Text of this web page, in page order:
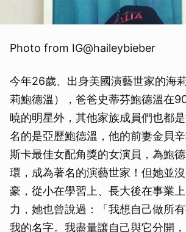
Photo from IG@haileybieber
今年26歲、出身美國演藝世家的海
莉鮑德溫），爸爸史蒂芬鮑德溫在
曉的明星外，其他家族成員們也都
名的是亞歷鮑德溫，他的前妻金貝
斯卡最佳女配角獎的女演員，為鮑
環，成為著名的演藝世家！但她並
豪，從小在學習上、長大後在事業
力，她也曾說過：「我想自己做所
我的名字。我盡量讓自己與它分開